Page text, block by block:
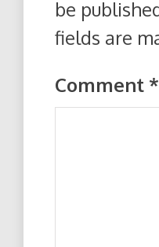
be
fields are
Comment *